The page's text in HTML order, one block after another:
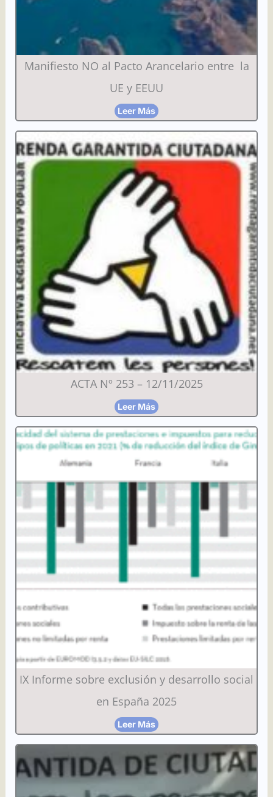
Manifiesto NO al Pacto Arancelario entre la
UE y EEUU
Leer Más
ACTA Nº 253 – 12/11/2025
Leer Más
IX Informe sobre exclusión y desarrollo social
en España 2025
Leer Más